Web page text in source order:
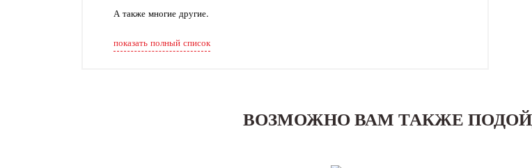
А также многие другие.
показать полный список
ВОЗМОЖНО ВАМ ТАКЖЕ